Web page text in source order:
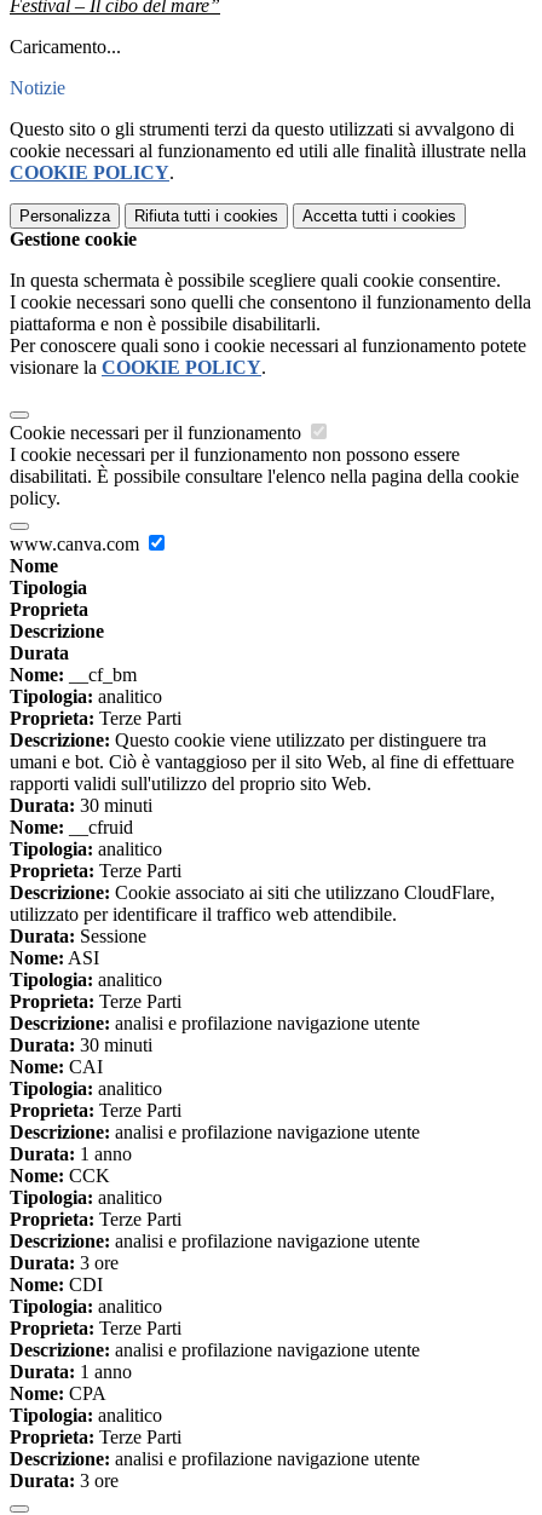
Festival – Il cibo del mare”
Caricamento...
Notizie
Questo sito o gli strumenti terzi da questo utilizzati si avvalgono di
cookie necessari al funzionamento ed utili alle finalità illustrate nella
COOKIE POLICY.
Personalizza Rifiuta tutti i cookies Accetta tutti i cookies
Gestione cookie
In questa schermata è possibile scegliere quali cookie consentire.
I cookie necessari sono quelli che consentono il funzionamento della
piattaforma e non è possibile disabilitarli.
Per conoscere quali sono i cookie necessari al funzionamento potete
visionare la COOKIE POLICY.
Cookie necessari per il funzionamento
I cookie necessari per il funzionamento non possono essere
disabilitati. È possibile consultare l'elenco nella pagina della cookie
policy.
www.canva.com
Nome
Tipologia
Proprieta
Descrizione
Durata
Nome: __cf_bm
Tipologia: analitico
Proprieta: Terze Parti
Descrizione: Questo cookie viene utilizzato per distinguere tra
umani e bot. Ciò è vantaggioso per il sito Web, al fine di effettuare
rapporti validi sull'utilizzo del proprio sito Web.
Durata: 30 minuti
Nome: __cfruid
Tipologia: analitico
Proprieta: Terze Parti
Descrizione: Cookie associato ai siti che utilizzano CloudFlare,
utilizzato per identificare il traffico web attendibile.
Durata: Sessione
Nome: ASI
Tipologia: analitico
Proprieta: Terze Parti
Descrizione: analisi e profilazione navigazione utente
Durata: 30 minuti
Nome: CAI
Tipologia: analitico
Proprieta: Terze Parti
Descrizione: analisi e profilazione navigazione utente
Durata: 1 anno
Nome: CCK
Tipologia: analitico
Proprieta: Terze Parti
Descrizione: analisi e profilazione navigazione utente
Durata: 3 ore
Nome: CDI
Tipologia: analitico
Proprieta: Terze Parti
Descrizione: analisi e profilazione navigazione utente
Durata: 1 anno
Nome: CPA
Tipologia: analitico
Proprieta: Terze Parti
Descrizione: analisi e profilazione navigazione utente
Durata: 3 ore